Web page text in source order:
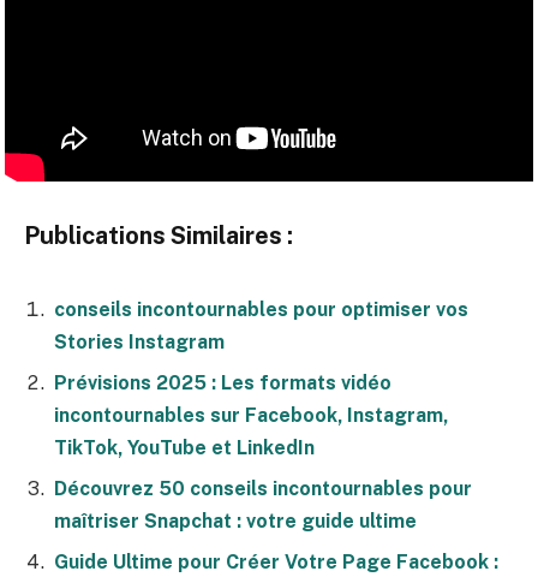
Publications Similaires :
conseils incontournables pour optimiser vos
Stories Instagram
Prévisions 2025 : Les formats vidéo
incontournables sur Facebook, Instagram,
TikTok, YouTube et LinkedIn
Découvrez 50 conseils incontournables pour
maîtriser Snapchat : votre guide ultime
Guide Ultime pour Créer Votre Page Facebook :